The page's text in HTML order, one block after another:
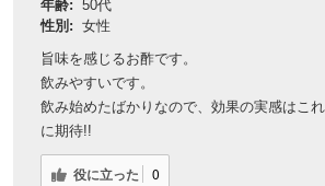
年齢: 50代
性別: 女性
旨味を感じるお酢です。
飲みやすいです。
飲み始めたばかりなので、効果の実感はこ
に期待!!
役に立った 0